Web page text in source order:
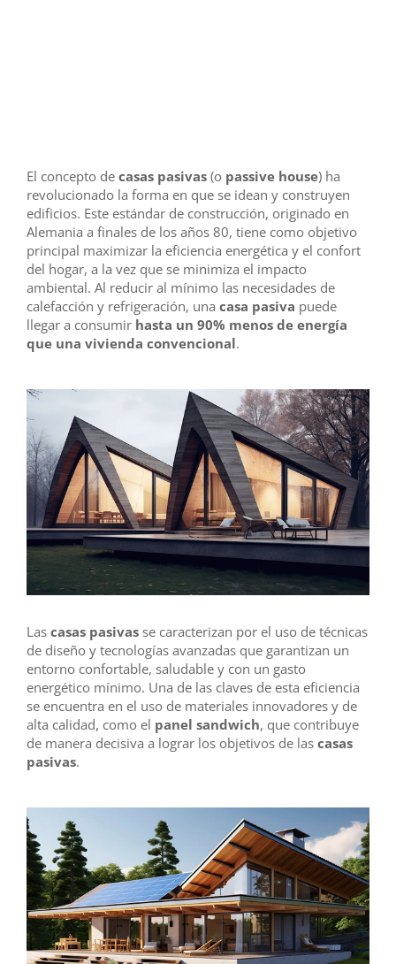
El concepto de casas pasivas (o passive house) ha
revolucionado la forma en que se idean y construyen
edificios. Este estándar de construcción, originado en
Alemania a finales de los años 80, tiene como objetivo
principal maximizar la eficiencia energética y el confort
del hogar, a la vez que se minimiza el impacto
ambiental. Al reducir al mínimo las necesidades de
calefacción y refrigeración, una casa pasiva puede
llegar a consumir hasta un 90% menos de energía
que una vivienda convencional.
Las casas pasivas se caracterizan por el uso de técnicas
de diseño y tecnologías avanzadas que garantizan un
entorno confortable, saludable y con un gasto
energético mínimo. Una de las claves de esta eficiencia
se encuentra en el uso de materiales innovadores y de
alta calidad, como el panel sandwich, que contribuye
de manera decisiva a lograr los objetivos de las casas
pasivas.